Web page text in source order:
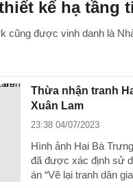
kế hạ tầng
cũng được vinh danh là
Thừa nhận tranh
Xuân Lam
23:38 04/07/2023
Hình ảnh Hai Bà
đã được xác định sử
án “Vẽ lại tranh dân